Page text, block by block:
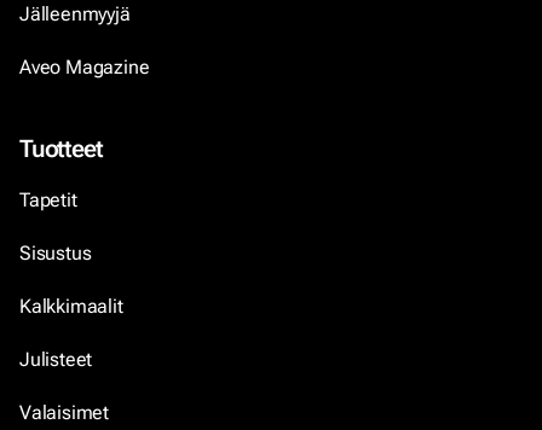
Jälleenmyyjä
Aveo Magazine
Tuotteet
Tapetit
Sisustus
Kalkkimaalit
Julisteet
Valaisimet